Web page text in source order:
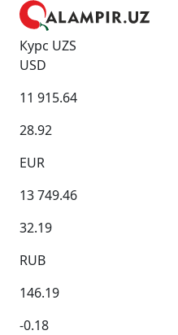
Курс UZS
USD
11 915.64
28.92
EUR
13 749.46
32.19
RUB
146.19
-0.18